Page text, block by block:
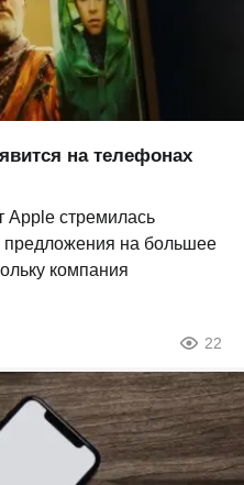
на телефонах
Apple стремилась
предложения на большее
компания
22